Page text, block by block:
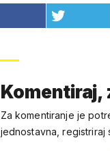
Komentiraj,
Za komentiranje je
jednostavna, registriraj